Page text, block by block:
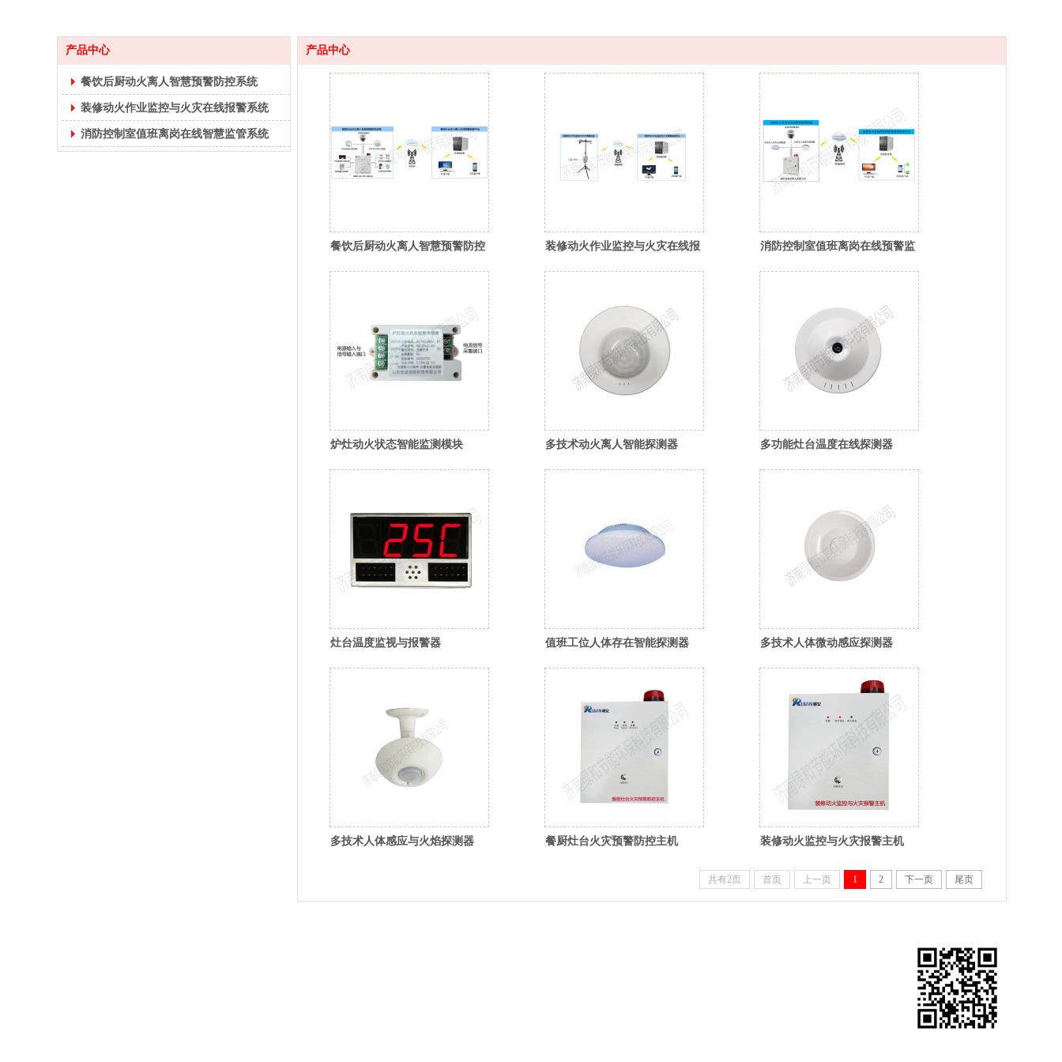
产品中心
餐饮后厨动火离人智慧预警防控系统
装修动火作业监控与火灾在线报警系统
消防控制室值班离岗在线智慧监管系统
产品中心
餐饮后厨动火离人智慧预警防控
装修动火作业监控与火灾在线报
消防控制室值班离岗在线预警监
炉灶动火状态智能监测模块 多技术动火离人智能探测器 多功能灶台温度在线探测器
灶台温度监视与报警器 值班工位人体存在智能探测器 多技术人体微动感应探测器
多技术人体感应与火焰探测器 餐厨灶台火灾预警防控主机 装修动火监控与火灾报警主机
共有2页 首页 上一页 1 2 下一页 尾页